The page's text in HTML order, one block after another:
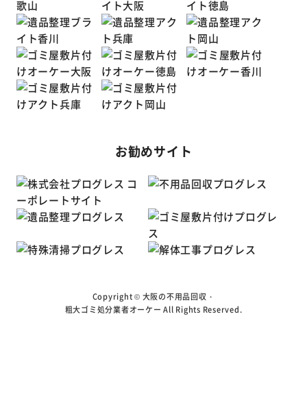
お勧めサイト
Copyright © 大阪の不用品回収・
粗大ゴミ処分業者オーケー All Rights Reserved.